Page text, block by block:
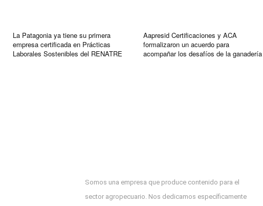
La Patagonia ya tiene su primera
empresa certificada en Prácticas
Laborales Sostenibles del RENATRE
Aapresid Certificaciones y ACA
formalizaron un acuerdo para
acompañar los desafíos de la ganadería
Somos una empresa que produce contenido para el
sector agropecuario. Nos dedicamos específicamente